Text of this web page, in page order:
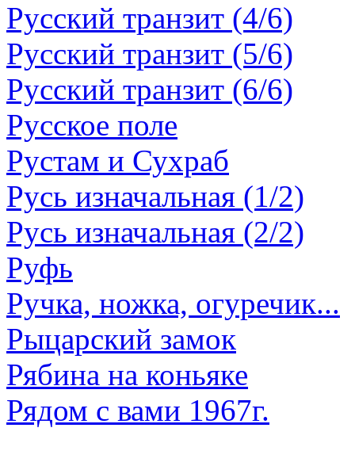
Русский транзит (4/6)
Русский транзит (5/6)
Русский транзит (6/6)
Русское поле
Рустам и Сухраб
Русь изначальная (1/2)
Русь изначальная (2/2)
Руфь
Ручка, ножка, огуречик...
Рыцарский замок
Рябина на коньяке
Рядом с вами 1967г.